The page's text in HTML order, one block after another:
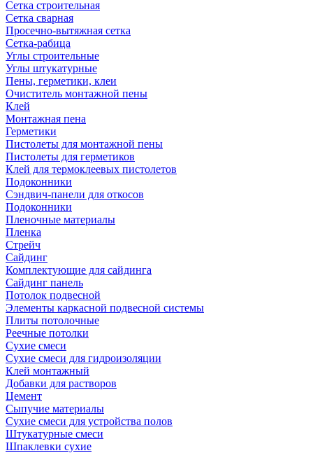
Сетка строительная
Сетка сварная
Просечно-вытяжная сетка
Сетка-рабица
Углы строительные
Углы штукатурные
Пены, герметики, клеи
Очиститель монтажной пены
Клей
Монтажная пена
Герметики
Пистолеты для монтажной пены
Пистолеты для герметиков
Клей для термоклеевых пистолетов
Подоконники
Сэндвич-панели для откосов
Подоконники
Пленочные материалы
Пленка
Стрейч
Сайдинг
Комплектующие для сайдинга
Сайдинг панель
Потолок подвесной
Элементы каркасной подвесной системы
Плиты потолочные
Реечные потолки
Сухие смеси
Сухие смеси для гидроизоляции
Клей монтажный
Добавки для растворов
Цемент
Сыпучие материалы
Сухие смеси для устройства полов
Штукатурные смеси
Шпаклевки сухие